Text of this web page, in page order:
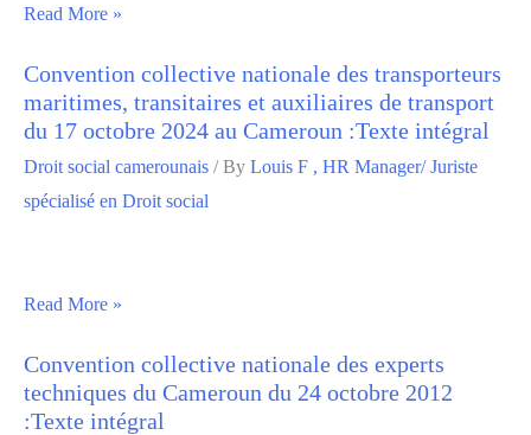
Read More »
Convention collective nationale des transporteurs
maritimes, transitaires et auxiliaires de transport
du 17 octobre 2024 au Cameroun :Texte intégral
Droit social camerounais / By Louis F , HR Manager/ Juriste
spécialisé en Droit social
Read More »
Convention collective nationale des experts
techniques du Cameroun du 24 octobre 2012
:Texte intégral